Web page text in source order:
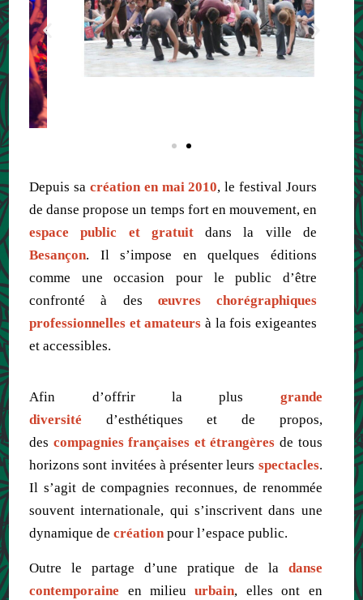
Depuis sa création en mai 2010, le festival Jours
de danse propose un temps fort en mouvement, en
espace public et gratuitdans la ville de
Besançon. Il s’impose en quelques éditions
comme une occasion pour le public d’être
confronté à des
œuvres chorégraphiques
professionnelles et amateurs à la fois exigeantes
et accessibles.
Afin d’offrir la plus
grande
diversité
d’esthétiques et de propos,
des compagnies françaises et étrangères de tous
horizons sont invitées à présenter leurs spectacles.
Il s’agit de compagnies reconnues, de renommée
souvent internationale, qui s’inscrivent dans une
dynamique decréation pour l’espace public.
Outre le partage d’une pratique de la danse
contemporaine
en milieuurbain, elles ont en